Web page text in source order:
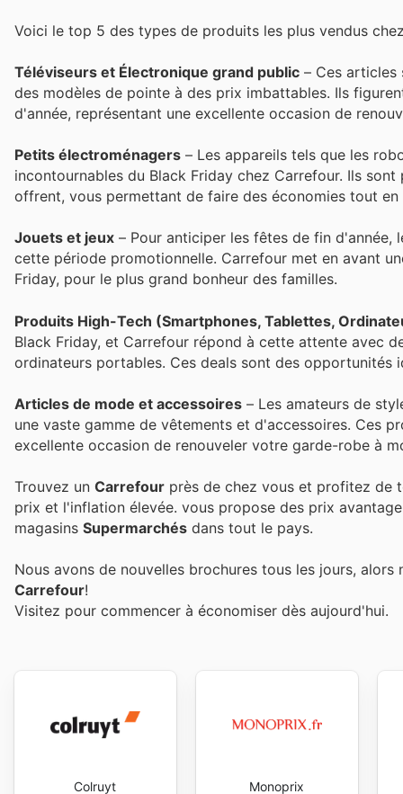
Voici le top 5 des types de produits les plus vendus
Téléviseurs et Électronique grand public – Ces articles
des modèles de pointe à des prix imbattables. Ils
d'année, représentant une excellente occasion de
Petits électroménagers – Les appareils tels que les
incontournables du Black Friday chez Carrefour. Ils
offrent, vous permettant de faire des économies tout
Jouets et jeux – Pour anticiper les fêtes de fin
cette période promotionnelle. Carrefour met en avant
Friday, pour le plus grand bonheur des familles.
Produits High-Tech (Smartphones, Tablettes,
Black Friday, et Carrefour répond à cette attente avec
ordinateurs portables. Ces deals sont des opportunités
Articles de mode et accessoires – Les amateurs de
une vaste gamme de vêtements et d'accessoires. Ces
excellente occasion de renouveler votre garde-robe à
Trouvez un Carrefour près de chez vous et profitez de
prix et l'inflation élevée. vous propose des prix
magasins Supermarchés dans tout le pays.
Nous avons de nouvelles brochures tous les jours,
Carrefour!
Visitez pour commencer à économiser dès aujourd'hui.
Colruyt Monoprix